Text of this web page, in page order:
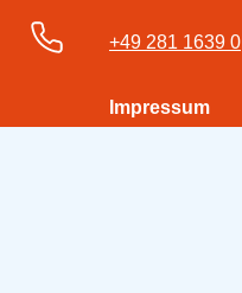
+49 281 1639 0
Impressum